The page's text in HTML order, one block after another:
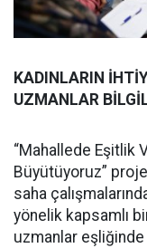
KADINLARIN
UZMANLAR
“Mahallede Eşitlik
Büyütüyoruz”
saha
yönelik kapsamlı
uzmanlar